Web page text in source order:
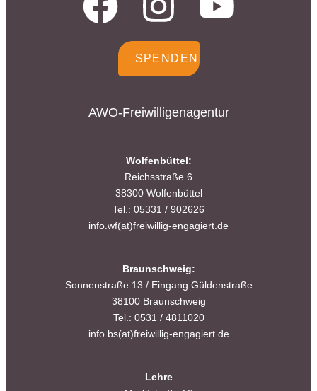
SPENDEN
AWO-Freiwilligenagentur
Wolfenbüttel:
Reichsstraße 6
38300 Wolfenbüttel
Tel.: 05331 / 902626
info.wf(at)freiwillig-engagiert.de
Braunschweig:
Sonnenstraße 13 / Eingang Güldenstraße
38100 Braunschweig
Tel.: 0531 / 4811020
info.bs(at)freiwillig-engagiert.de
Lehre